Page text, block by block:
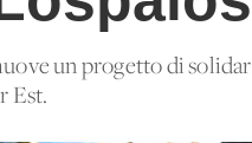
un progetto di
Est.